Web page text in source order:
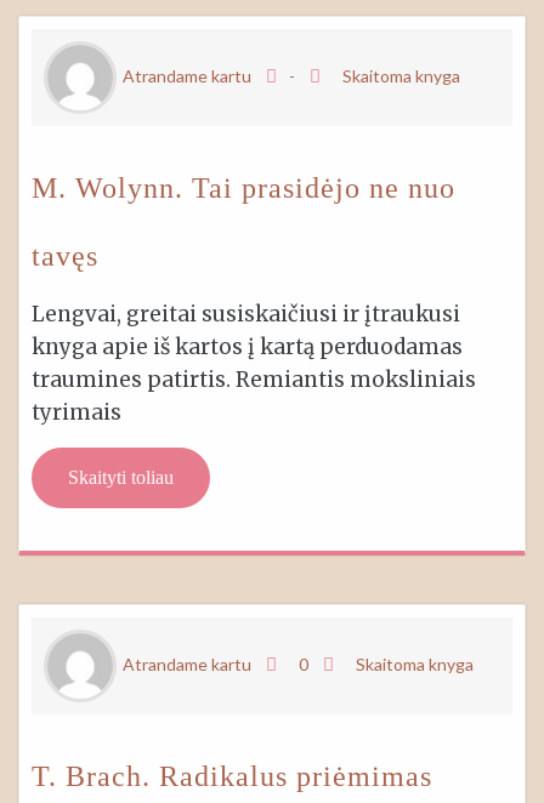
Atrandame kartu - Skaitoma knyga
M. Wolynn. Tai prasidėjo ne nuo
tavęs
Lengvai, greitai susiskaičiusi ir įtraukusi
knyga apie iš kartos į kartą perduodamas
traumines patirtis. Remiantis moksliniais
tyrimais
Skaityti toliau
Atrandame kartu 0 Skaitoma knyga
T. Brach. Radikalus priėmimas